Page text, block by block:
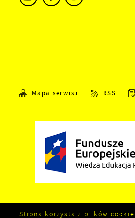
Mapa serwisu RSS
Copyright by kozienice.pl
Strona korzysta z plików